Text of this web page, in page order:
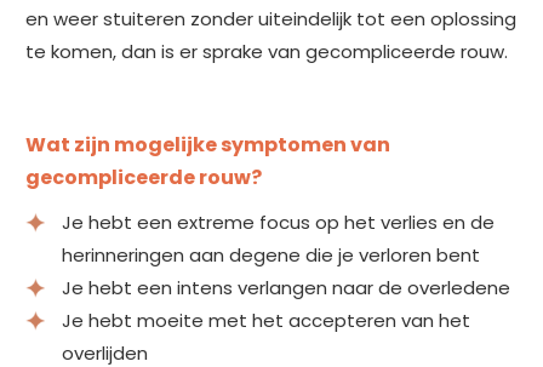
en weer stuiteren zonder uiteindelijk tot een oplossing
te komen, dan is er sprake van gecompliceerde rouw.
Wat zijn mogelijke symptomen van
gecompliceerde rouw?
Je hebt een extreme focus op het verlies en de
herinneringen aan degene die je verloren bent
Je hebt een intens verlangen naar de overledene
Je hebt moeite met het accepteren van het
overlijden